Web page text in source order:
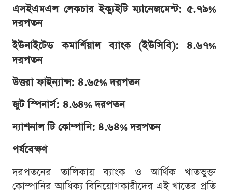
এসইএমএল লেকচার ইক্যুইটি ম্যানেজমেন্ট: ৫.৭৯%
দরপতন
ইউনাইটেড কমার্শিয়াল ব্যাংক (ইউসিবি): ৪.৬৭%
দরপতন
উত্তরা ফাইন্যান্স: ৪.৬৫% দরপতন
জুট স্পিনার্স: ৪.৬৪% দরপতন
ন্যাশনাল টি কোম্পানি: ৪.৬৪% দরপতন
পর্যবেক্ষণ
দরপতনের তালিকায় ব্যাংক ও আর্থিক খাতভুক্ত
কোম্পানির আধিক্য বিনিয়োগকারীদের এই খাতের প্রতি